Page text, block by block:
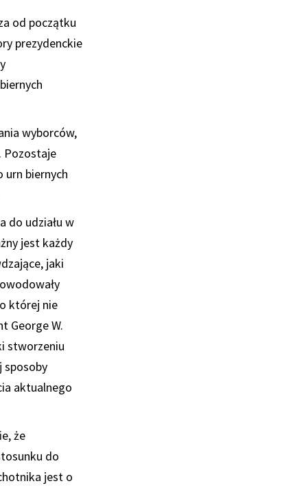
od początku
prezydenckie
wyborców,
Pozostaje
urn biernych
do udziału w
jest każdy
jaki
której nie
George W.
stworzeniu
sposoby
aktualnego
że
do
jest o